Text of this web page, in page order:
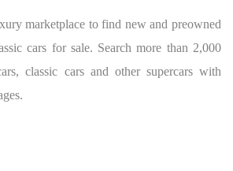
marketplace to find new and preowned
cars for sale. Search more than 2,000
classic cars and other supercars with